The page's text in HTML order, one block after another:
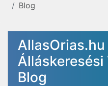
Blog
Álláskeresési
Blog